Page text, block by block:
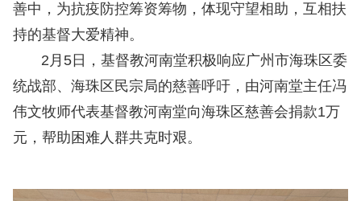
善中，为抗疫防控筹资筹物，体现守望相助，互相扶
持的基督大爱精神。
2月5日，基督教河南堂积极响应广州市海珠区委
统战部、海珠区民宗局的慈善呼吁，由河南堂主任冯
伟文牧师代表基督教河南堂向海珠区慈善会捐款1万
元，帮助困难人群共克时艰。